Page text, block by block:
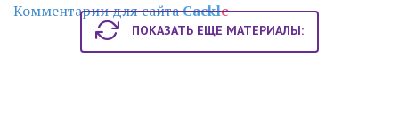
Комментарии для сайтаCackle
ПОКАЗАТЬ ЕЩЕ МАТЕРИАЛЫ: